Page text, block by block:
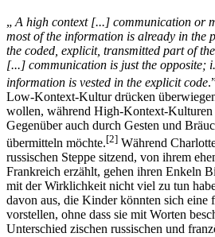
„ A high context [...] communication or
most of the information is already in the
the coded, explicit, transmitted part of
[...] communication is just the opposite;
information is vested in the explicit code
Low-Kontext-Kultur drücken
wollen, während High-Kontext-Kulturen
Gegenüber auch durch Gesten und
übermitteln möchte.[2] Während
russischen Steppe sitzend, von ihrem
Frankreich erzählt, gehen ihren Enkeln
mit der Wirklichkeit nicht viel zu tun
davon aus, die Kinder könnten sich eine
vorstellen, ohne dass sie mit Worten
Unterschied zischen russischen und